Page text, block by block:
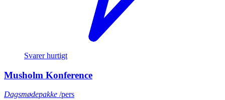
Svarer hurtigt
Musholm Konference
Dagsmødepakke /pers